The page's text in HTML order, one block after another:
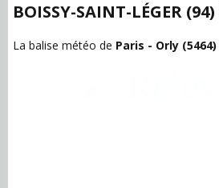
BOISSY-SAINT-LÉGER (94)
La balise météo de Paris - Orly (5464)